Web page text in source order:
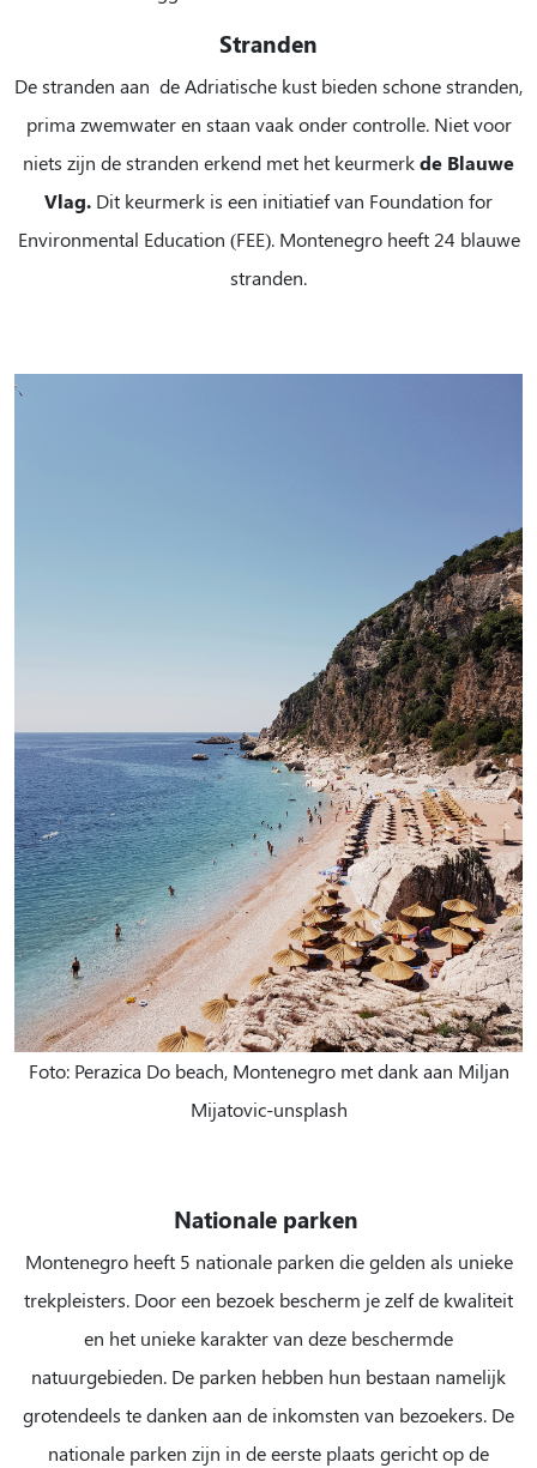
Stranden
De stranden aan de Adriatische kust bieden schone stranden,
prima zwemwater en staan vaak onder controlle. Niet voor
niets zijn de stranden erkend met het keurmerkde Blauwe
Vlag. Dit keurmerk is een initiatief van Foundation for
Environmental Education (FEE). Montenegro heeft 24 blauwe
stranden.
Foto: Perazica Do beach, Montenegro met dank aan Miljan
Mijatovic-unsplash
Nationale parken
Montenegro heeft 5 nationale parken die gelden als unieke
trekpleisters. Door een bezoek bescherm je zelf de kwaliteit
en het unieke karakter van deze beschermde
natuurgebieden. De parken hebben hun bestaan namelijk
grotendeels te danken aan de inkomsten van bezoekers. De
nationale parken zijn in de eerste plaats gericht op de